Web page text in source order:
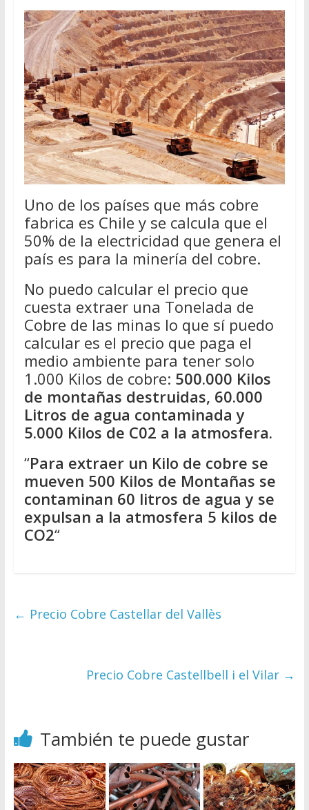
Uno de los países que más cobre
fabrica es Chile y se calcula que el
50% de la electricidad que genera el
país es para la minería del cobre.
No puedo calcular el precio que
cuesta extraer una Tonelada de
Cobre de las minas lo que sí puedo
calcular es el precio que paga el
medio ambiente para tener solo
1.000 Kilos de cobre: 500.000 Kilos
de montañas destruidas, 60.000
Litros de agua contaminada y
5.000 Kilos de C02 a la atmosfera.
“Para extraer un Kilo de cobre se
mueven 500 Kilos de Montañas se
contaminan 60 litros de agua y se
expulsan a la atmosfera 5 kilos de
CO2“
← Precio Cobre Castellar del Vallès
Precio Cobre Castellbell i el Vilar →
También te puede gustar